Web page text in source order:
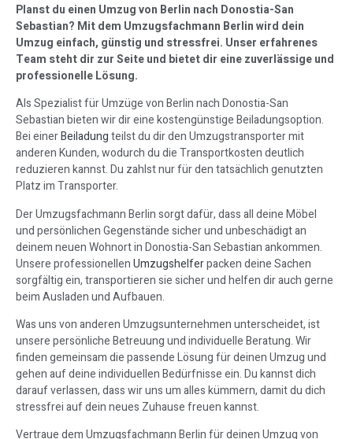
Planst du einen Umzug von Berlin nach Donostia-San
Sebastian? Mit dem Umzugsfachmann Berlin wird dein
Umzug einfach, günstig und stressfrei. Unser erfahrenes
Team steht dir zur Seite und bietet dir eine zuverlässige und
professionelle Lösung.
Als Spezialist für Umzüge von Berlin nach Donostia-San
Sebastian bieten wir dir eine kostengünstige Beiladungsoption.
Bei einerBeiladungteilst du dir den Umzugstransporter mit
anderen Kunden, wodurch du die Transportkosten deutlich
reduzieren kannst. Du zahlst nur für den tatsächlich genutzten
Platz im Transporter.
Der Umzugsfachmann Berlin sorgt dafür, dass all deine Möbel
und persönlichen Gegenstände sicher und unbeschädigt an
deinem neuen Wohnort in Donostia-San Sebastian ankommen.
Unsere professionellenUmzugshelferpacken deine Sachen
sorgfältig ein, transportieren sie sicher und helfen dir auch gerne
beim Ausladen und Aufbauen.
Was uns von anderen Umzugsunternehmen unterscheidet, ist
unsere persönliche Betreuung und individuelle Beratung. Wir
finden gemeinsam die passende Lösung für deinen Umzug und
gehen auf deine individuellen Bedürfnisse ein. Du kannst dich
darauf verlassen, dass wir uns um alles kümmern, damit du dich
stressfrei auf dein neues Zuhause freuen kannst.
Vertraue dem Umzugsfachmann Berlin für deinen Umzug von